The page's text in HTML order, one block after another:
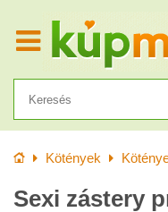
KezdőlapKötények
Sexi zástery